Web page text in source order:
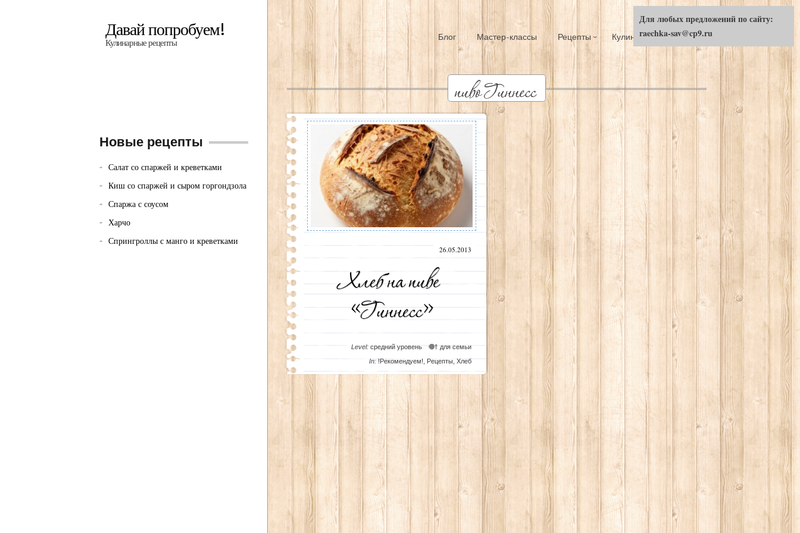
Давай попробуем!
Кулинарные рецепты
Блог Мастер-классы Рецепты Кулинарный ликбез
26.05.2013
для семьи
Level: средний уровень
In: !Рекомендуем! Рецепты Хлеб
Новые рецепты
Салат со спаржей и креветками
Киш со спаржей и сыром горгондзола
Спаржа с соусом
Харчо
Спрингроллы с манго и креветками
Для любых предложений по сайту:
raechka-sav@cp9.ru